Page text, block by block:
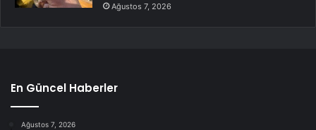
Ağustos 7, 2026
En Güncel Haberler
Ağustos 7, 2026